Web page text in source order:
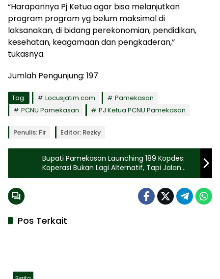
“Harapannya Pj Ketua agar bisa melanjutkan
program program yg belum maksimal di
laksanakan, di bidang perekonomian, pendidikan,
kesehatan, keagamaan dan pengkaderan,”
tukasnya.
Jumlah Pengunjung: 197
Tag: Locusjatim.com
Pamekasan
PCNU Pamekasan
PJ Ketua PCNU Pamekasan
Penulis: Fir Editor: Rezky
Bupati Pamekasan Launching 189 Kopdes:
Koperasi Bukan Lagi Alternatif, Tapi Jalan
Utama
Pos Terkait